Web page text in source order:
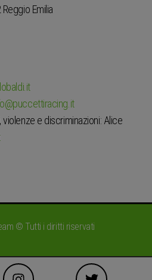
Emilia
e discriminazioni: Alice
© Tutti i diritti riservati